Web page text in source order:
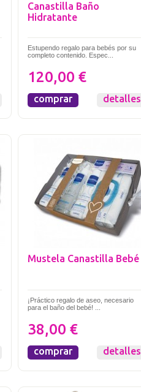
Canastilla Baño
Hidratante
Estupendo regalo para bebés por su
completo contenido. Espec...
120,00 €
comprar detalles
Mustela Canastilla Bebé
¡Práctico regalo de aseo, necesario
para el baño del bebé! ...
38,00 €
comprar detalles